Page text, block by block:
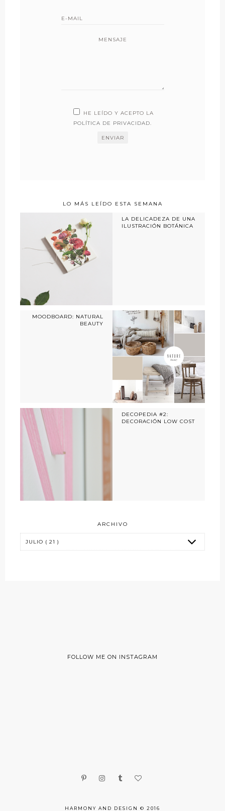
MENSAJE
HE LEÍDO Y ACEPTO LA
POLÍTICA DE PRIVACIDAD.
LO MÁS LEÍDO ESTA SEMANA
LA DELICADEZA DE UNA
ILUSTRACIÓN BOTÁNICA
MOODBOARD: NATURAL
BEAUTY
DECOPEDIA #2:
DECORACIÓN LOW COST
ARCHIVO
FOLLOW ME ON INSTAGRAM
HARMONY AND DESIGN © 2016